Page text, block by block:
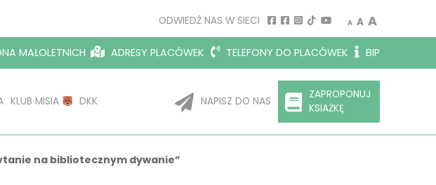
ODWIEDŹ NAS W SIECI A
Decrease font size.
A Reset font
A
MAŁOLETNICH ADRESY PLACÓWEK TELEFONY DO PLACÓWEK BIP
KLUB MISIA DKK NAPISZ DO NAS
ZAPROPONUJ
KSIAŻKĘ
na bibliotecznym dywanie”